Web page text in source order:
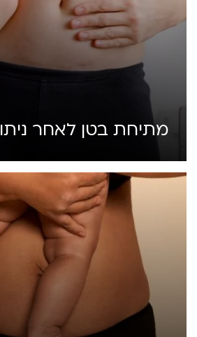
מתיחת בטן לאחר